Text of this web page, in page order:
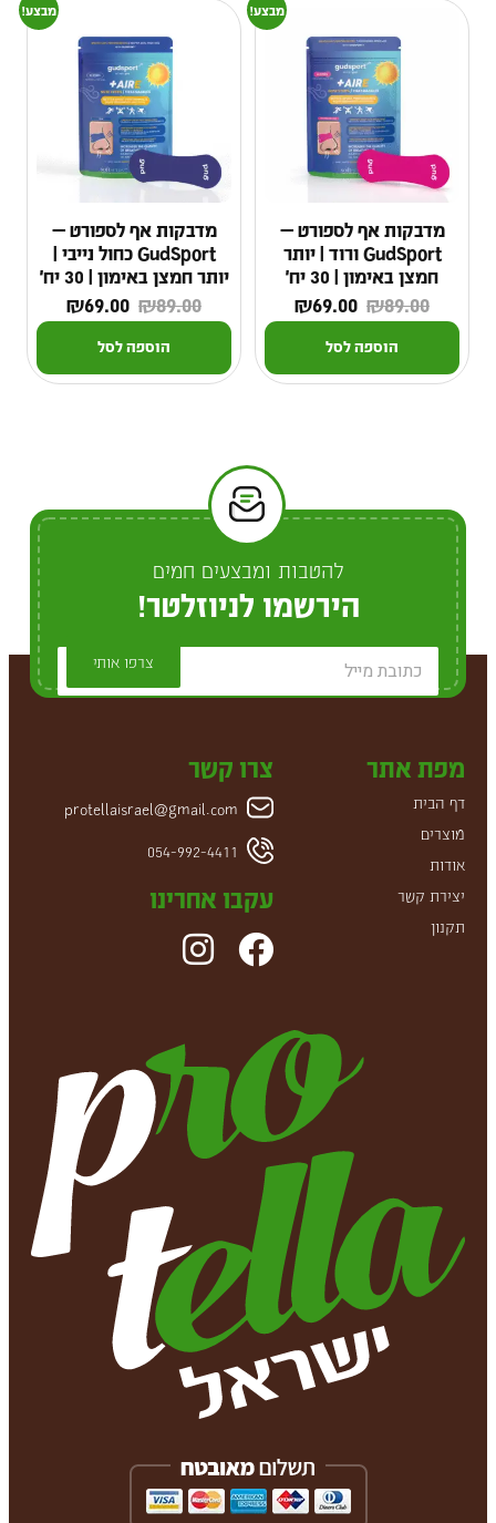
מבצע!
מדבקות אף לספורט —
GudSport ורוד | יותר
חמצן באימון | 30 יח׳
₪89.00
₪69.00
הוספה לסל
מבצע!
מדבקות אף לספורט —
GudSport כחול נייבי |
יותר חמצן באימון | 30 יח׳
₪89.00
₪69.00
הוספה לסל
להטבות ומבצעים חמים
הירשמו לניוזלטר!
צרפו אותי
מפת אתר
דף הבית
מוצרים
אודות
יצירת קשר
תקנון
צרו קשר
protellaisrael@gmail.com
054-992-4411
עקבו אחרינו